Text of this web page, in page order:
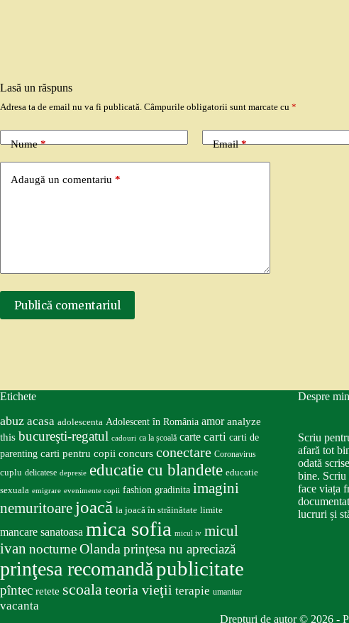
Lasă un răspuns
Adresa ta de email nu va fi publicată. Câmpurile obligatorii sunt marcate cu *
Nume* Email*
Adaugă un comentariu *
Publică comentariul
Etichete
abuz acasa adolescenta Adolescent în România amor analyze
this bucureşti-regatul cadouri ca la școală carte carti carti de
parenting carti pentru copii concurs conectare Coronavirus
cuplu delicatese depresie educatie cu blandete educatie
sexuala emigrare evenimente copii fashion gradinita imagini
nemuritoare joacă la joacă în străinătate limite
mancare sanatoasa mica sofia micul iv micul
ivan nocturneOlanda prinţesa nu apreciază
prinţesa recomandăpublicitate
pîntec retete scoalateoria vieţii terapie umanitar
vacanta
Despre
Scriu
afară tot
odată
bine. Scriu
face viața
lucruri și
Drepturi de autor © 2026 -